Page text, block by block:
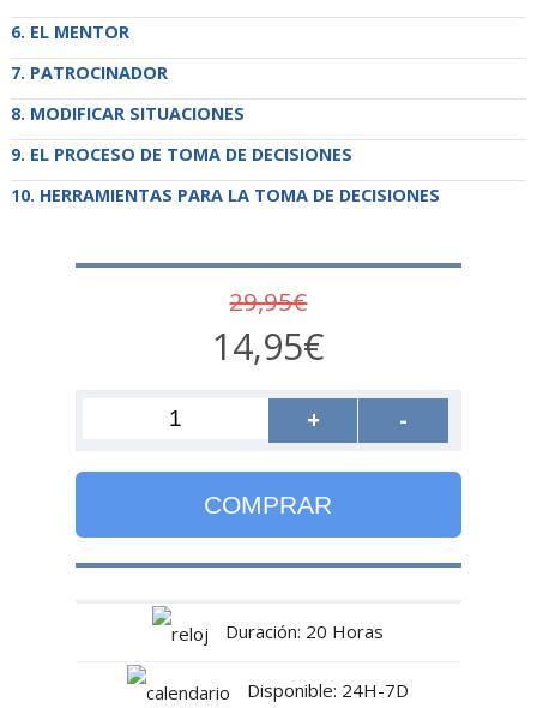
EL MENTOR
PATROCINADOR
MODIFICAR SITUACIONES
EL PROCESO DE TOMA DE DECISIONES
HERRAMIENTAS PARA LA TOMA DE DECISIONES
29,95€
14,95€
+ -
COMPRAR
Duración: 20 Horas
Disponible: 24H-7D